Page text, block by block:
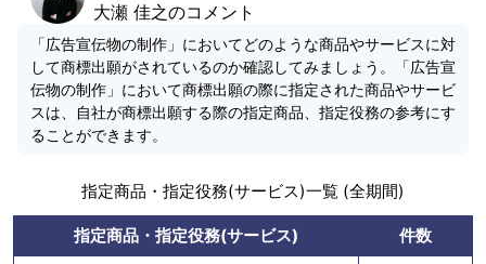
大瀬 佳之のコメント
「広告宣伝物の制作」においてどのような商品やサービスに対
して商標出願がされているのか確認してみましょう。「広告宣
伝物の制作」において商標出願の際に指定された商品やサービ
スは、自社が商標出願する際の指定商品、指定役務の参考にす
ることができます。
指定商品・指定役務(サービス)一覧 (全期間)
指定商品・指定役務(サービス)
件数